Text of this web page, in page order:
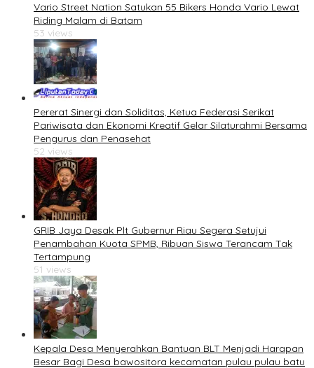
Vario Street Nation Satukan 55 Bikers Honda Vario Lewat
Riding Malam di Batam
53 views
Pererat Sinergi dan Soliditas, Ketua Federasi Serikat
Pariwisata dan Ekonomi Kreatif Gelar Silaturahmi Bersama
Pengurus dan Penasehat
52 views
GRIB Jaya Desak Plt Gubernur Riau Segera Setujui
Penambahan Kuota SPMB, Ribuan Siswa Terancam Tak
Tertampung
51 views
Kepala Desa Menyerahkan Bantuan BLT Menjadi Harapan
Besar Bagi Desa bawositora kecamatan pulau pulau batu